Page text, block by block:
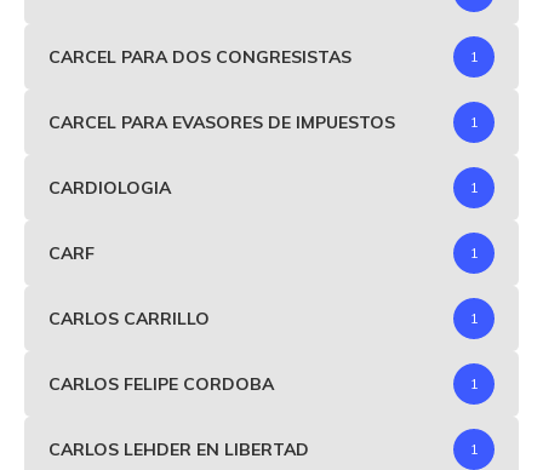
CARCEL PARA DOS CONGRESISTAS 1
CARCEL PARA EVASORES DE IMPUESTOS 1
CARDIOLOGIA 1
CARF 1
CARLOS CARRILLO 1
CARLOS FELIPE CORDOBA 1
CARLOS LEHDER EN LIBERTAD 1